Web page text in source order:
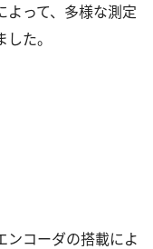
よって、多様な測定
た。
ンコーダの搭載によ